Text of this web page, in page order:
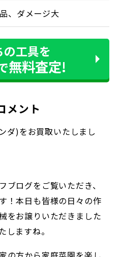
、ダメージ大
の工具を
無料査定!
メント
ダ)をお買取いたしまし
ブログをご覧いただき、
！本日も皆様の日々の作
をお譲りいただきました
しますね。